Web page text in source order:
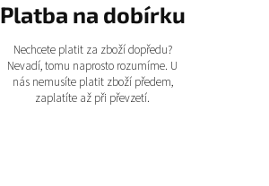
Platba na dobírku
Nechcete platit za zboží dopředu?
Nevadí, tomu naprosto rozumíme. U
nás nemusíte platit zboží předem,
zaplatíte až při převzetí.